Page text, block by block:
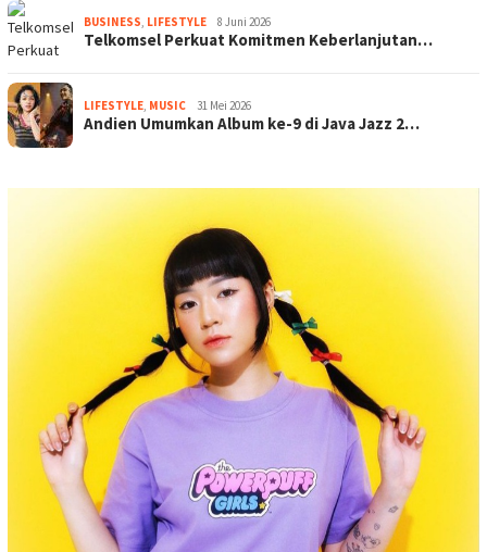
BUSINESS, LIFESTYLE 8 Juni 2026
Telkomsel Perkuat Komitmen Keberlanjutan…
LIFESTYLE, MUSIC 31 Mei 2026
Andien Umumkan Album ke-9 di Java Jazz 2…